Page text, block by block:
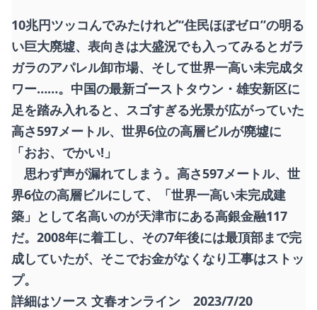
10兆円ツッコんでみたけれど“住民ほぼゼロ”の明る
い巨大廃墟、表向きは大盛況でも入ってみるとガラ
ガラのアパレル卸市場、そして世界一高い未完成タ
ワー……。中国の最新ゴーストタウン・雄安新区に
足を踏み入れると、スゴすぎる光景が広がっていた
高さ597メートル、世界6位の高層ビルが廃墟に
「おお、でかい!」
思わず声が漏れてしまう。高さ597メートル、世
界6位の高層ビルにして、「世界一高い未完成建
築」として名高いのが天津市にある高銀金融117
だ。2008年に着工し、その7年後には最頂部まで完
成していたが、そこでお金がなくなり工事はストッ
プ。
詳細はソース 文春オンライン 2023/7/20